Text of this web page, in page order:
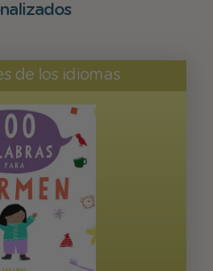
de los idiomas